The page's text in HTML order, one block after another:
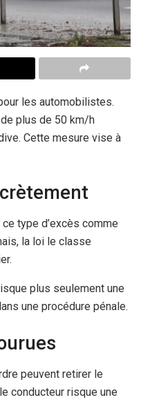
les automobilistes.
plus de 50 km/h
Cette mesure vise à
type d’excès comme
la loi le classe
plus seulement une
une procédure pénale.
peuvent retirer le
conducteur risque une